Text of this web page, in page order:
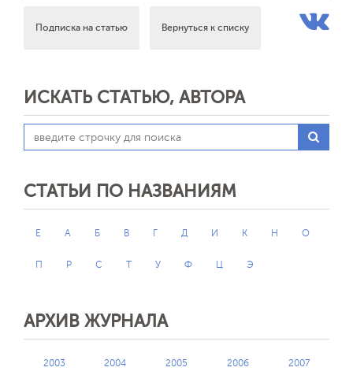
Подписка на статью Вернуться к списку
ИСКАТЬ СТАТЬЮ, АВТОРА
СТАТЬИ ПО НАЗВАНИЯМ
E А Б В Г Д И К Н О
П Р С Т У Ф Ц Э
АРХИВ ЖУРНАЛА
2003 2004 2005 2006 2007